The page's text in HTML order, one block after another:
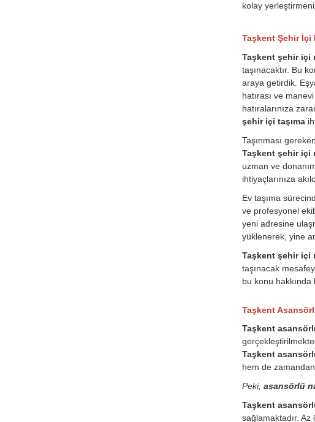
kolay
Taşkent Şehir İçi
Taşkent şehir içi
taşınacaktır. Bu
araya getirdik.
hatırası ve
hatıralarınıza
şehir içi taşıma
Taşınması
Taşkent şehir içi
uzman ve
ihtiyaçlarınıza
Ev taşıma
ve profesyonel
yeni adresine
yüklenerek, yine
Taşkent şehir içi
taşınacak
bu konu hakkında
Taşkent
Taşkent
Taşkent
hem de
Peki, asansörlü
Taşkent
sağlamaktadır.